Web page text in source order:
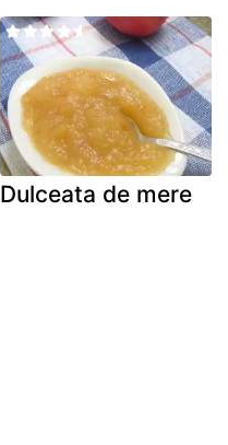
Dulceata de mere